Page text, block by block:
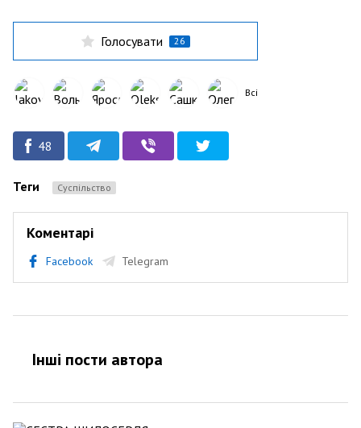
Голосувати 26
Всі
48
Теги Суспільство
Коментарі
Facebook Telegram
Інші пости автора